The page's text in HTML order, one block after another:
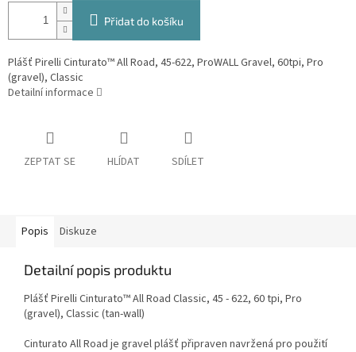
Přidat do košíku
Plášť Pirelli Cinturato™ All Road, 45-622, ProWALL Gravel, 60tpi, Pro
(gravel), Classic
Detailní informace
ZEPTAT SE HLÍDAT SDÍLET
Popis Diskuze
Detailní popis produktu
Plášť Pirelli Cinturato™ All Road Classic, 45 - 622, 60 tpi, Pro
(gravel), Classic (tan-wall)
Cinturato All Road je gravel plášť připraven navržená pro použití